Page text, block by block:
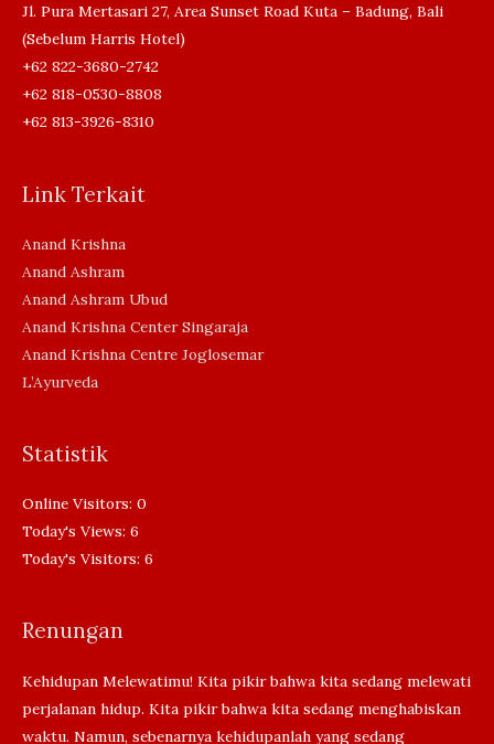
Jl. Pura Mertasari 27, Area Sunset Road Kuta – Badung, Bali
(Sebelum Harris Hotel)
+62 822-3680-2742
+62 818-0530-8808
+62 813-3926-8310
Link Terkait
Anand Krishna
Anand Ashram
Anand Ashram Ubud
Anand Krishna Center Singaraja
Anand Krishna Centre Joglosemar
L’Ayurveda
Statistik
Online Visitors: 0
Today's Views: 6
Today's Visitors: 6
Renungan
Kehidupan Melewatimu! Kita pikir bahwa kita sedang melewati
perjalanan hidup. Kita pikir bahwa kita sedang menghabiskan
waktu. Namun, sebenarnya kehidupanlah yang sedang